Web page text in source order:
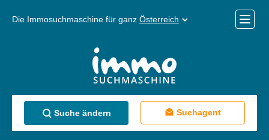
Die Immosuchmaschine für ganz Österreich
Menü
Suche ändern Suchagent